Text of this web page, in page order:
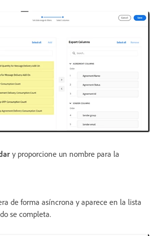
y proporcione un nombre para la
de forma asíncrona y aparece en la lista
se completa.